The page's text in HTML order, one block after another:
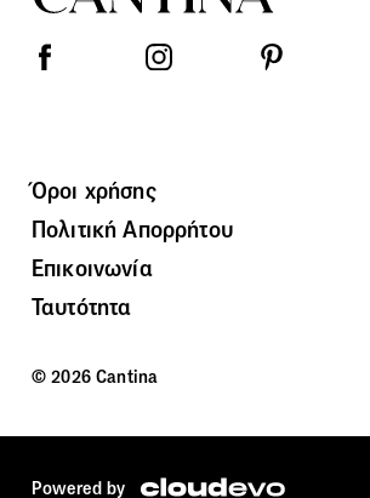
Όροι χρήσης
Πολιτική Απορρήτου
Επικοινωνία
Ταυτότητα
© 2026 Cantina
Powered by